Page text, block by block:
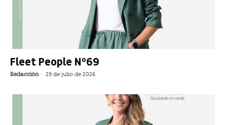
Fleet People Nº69
Redacción - 29 de julio de 2026